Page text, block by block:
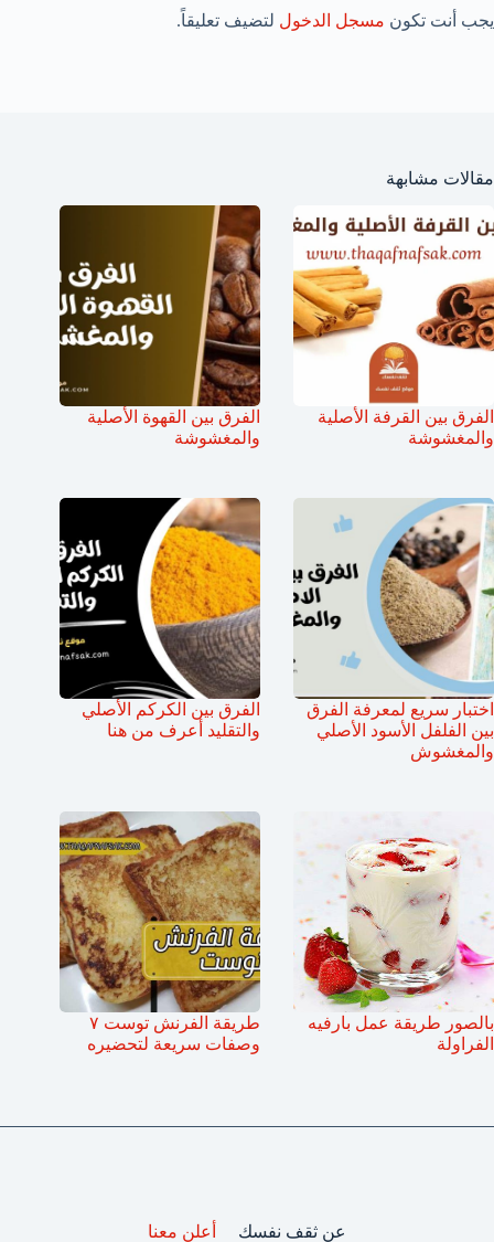
يجب أنت تكون مسجل الدخول لتضيف تعليقاً.
مقالات مشابهة
الفرق بين القرفة الأصلية
والمغشوشة
الفرق بين القهوة الأصلية
والمغشوشة
اختبار سريع لمعرفة الفرق
بين الفلفل الأسود الأصلي
والمغشوش
الفرق بين الكركم الأصلي
والتقليد أعرف من هنا
بالصور طريقة عمل بارفيه
الفراولة
طريقة الفرنش توست ٧
وصفات سريعة لتحضيره
عن ثقف نفسك أعلن معنا